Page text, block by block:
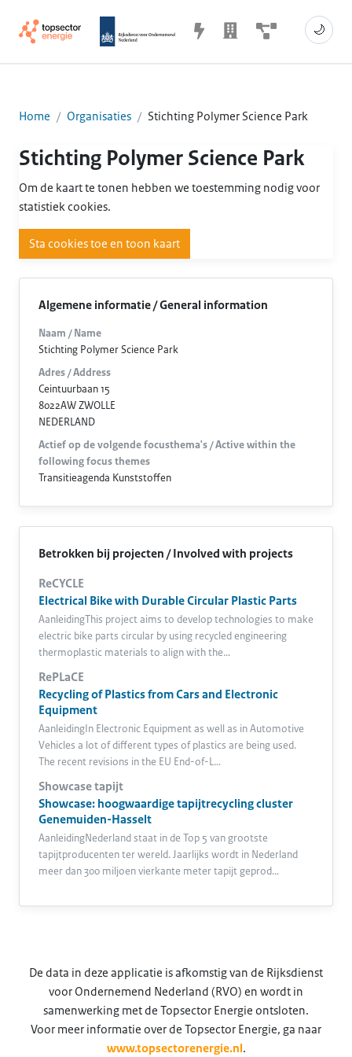
🌙
Home Organisaties Stichting Polymer Science Park
Stichting Polymer Science Park
Om de kaart te tonen hebben we toestemming nodig voor
statistiek cookies.
Sta cookies toe en toon kaart
Algemene informatie / General information
Naam / Name
Stichting Polymer Science Park
Adres / Address
Ceintuurbaan 15
8022AW ZWOLLE
NEDERLAND
Actief op de volgende focusthema's / Active within the
following focus themes
Transitieagenda Kunststoffen
Betrokken bij projecten / Involved with projects
ReCYCLE
Electrical Bike with Durable Circular Plastic Parts
AanleidingThis project aims to develop technologies to make
electric bike parts circular by using recycled engineering
thermoplastic materials to align with the…
RePLaCE
Recycling of Plastics from Cars and Electronic
Equipment
AanleidingIn Electronic Equipment as well as in Automotive
Vehicles a lot of different types of plastics are being used.
The recent revisions in the EU End-of-L…
Showcase tapijt
Showcase: hoogwaardige tapijtrecycling cluster
Genemuiden-Hasselt
AanleidingNederland staat in de Top 5 van grootste
tapijtproducenten ter wereld. Jaarlijks wordt in Nederland
meer dan 300 miljoen vierkante meter tapijt geprod…
De data in deze applicatie is afkomstig van de Rijksdienst
voor Ondernemend Nederland (RVO) en wordt in
samenwerking met de Topsector Energie ontsloten.
Voor meer informatie over de Topsector Energie, ga naar
www.topsectorenergie.nl .